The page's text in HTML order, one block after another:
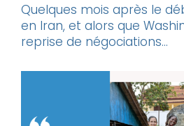
Quelques mois après le
en Iran, et alors que
reprise de négociations...